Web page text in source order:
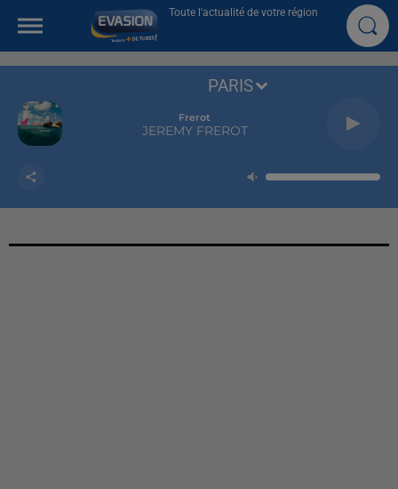
Toute l'actualité de votre région
Frerot
JEREMY FREROT
PARIS